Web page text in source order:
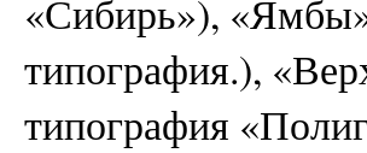
«Сибирь»),
типография.),
типография